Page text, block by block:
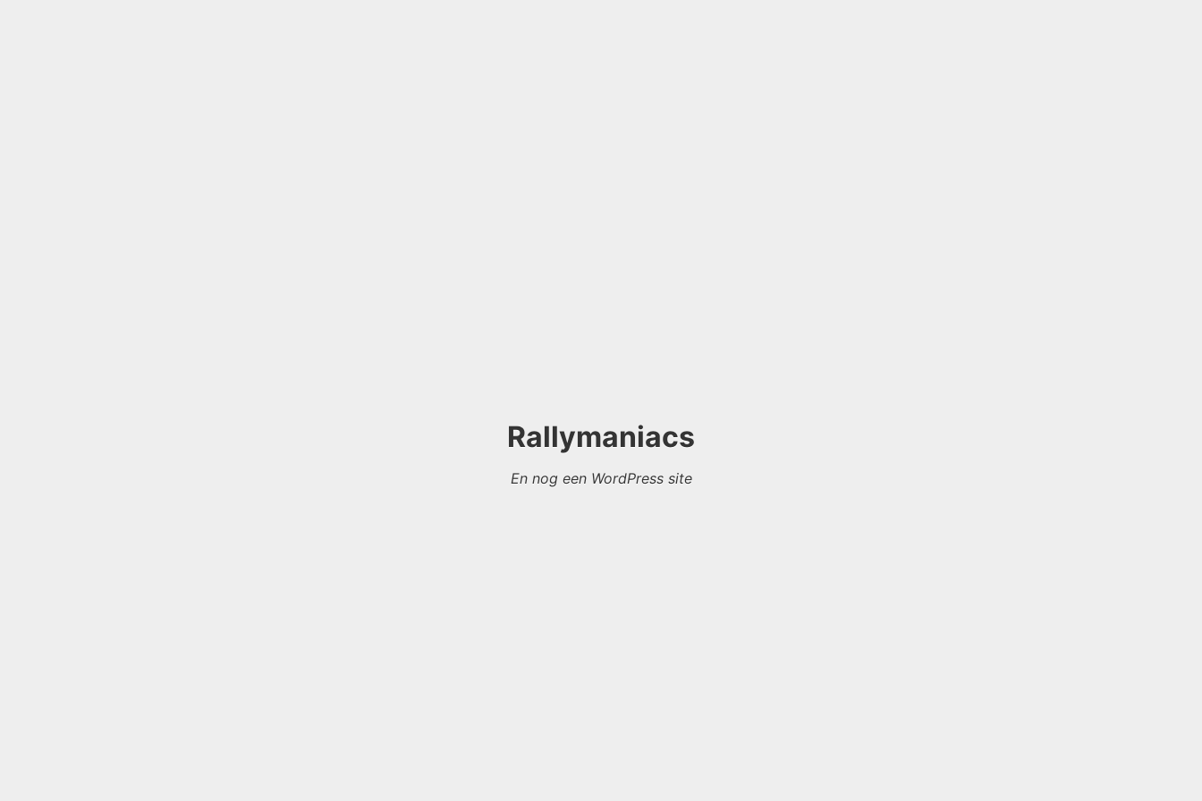
Rallymaniacs
En nog een WordPress site